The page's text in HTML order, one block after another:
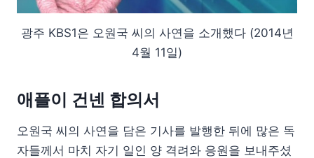
광주 KBS1은 오원국 씨의 사연을 소개했다 (2014년
4월 11일)
애플이 건넨 합의서
오원국 씨의 사연을 담은 기사를 발행한 뒤에 많은 독
자들께서 마치 자기 일인 양 격려와 응원을 보내주셨